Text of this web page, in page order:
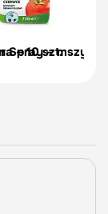
– 10 szt.
Spray –